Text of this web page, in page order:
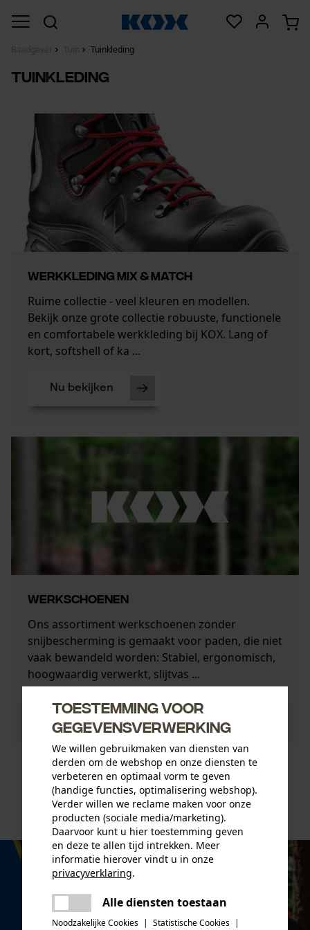
Tuinkleding
Tuinkleding
WERKKLEDING MIX & MATCH
Ruime collectie - veel kleuren en modellen.
Bekijk onze grote collectie robuuste, functionele
en comfortabele werkkleding bij KOX. Lang of
kort, softshell of ka ...
Nu bekijken
WERKSCHOENEN
Ons assortiment werkschoenen zonder
snijbescherming is gemaakt voor paden, die niet
vaak bewandeld worden: Stabiel, ergonomisch,
hoogwaardig verwerkt, slijtvas ...
Nu bekijken
naar de top
Toestemming voor
gegevensverwerking
We willen gebruikmaken van diensten van
derden om de webshop en onze diensten te
verbeteren en optimaal vorm te geven
(handige functies, optimalisering webshop).
Verder willen we reclame maken voor onze
producten (sociale media/marketing).
Daarvoor kunt u hier toestemming geven
en deze te allen tijd intrekken. Meer
informatie hierover vindt u in onze
privacyverklaring.
Alle diensten toestaan
Noodzakelijke Cookies | Statistische Cookies |
Er is een fout opgetreden. Gelieve
het opnieuw te proberen.
delen